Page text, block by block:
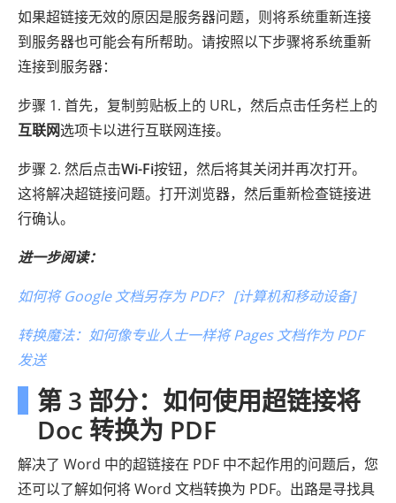
如果超链接无效的原因是服务器问题，则将系统重新连接
到服务器也可能会有所帮助。请按照以下步骤将系统重新
连接到服务器：
步骤 1. 首先，复制剪贴板上的 URL，然后点击任务栏上的
互联网选项卡以进行互联网连接。
步骤 2. 然后点击Wi-Fi按钮，然后将其关闭并再次打开。
这将解决超链接问题。打开浏览器，然后重新检查链接进
行确认。
进一步阅读：
如何将 Google 文档另存为 PDF？ [计算机和移动设备]
转换魔法：如何像专业人士一样将 Pages 文档作为 PDF
发送
第 3 部分：如何使用超链接将
Doc 转换为 PDF
解决了 Word 中的超链接在 PDF 中不起作用的问题后，您
还可以了解如何将 Word 文档转换为 PDF。出路是寻找具